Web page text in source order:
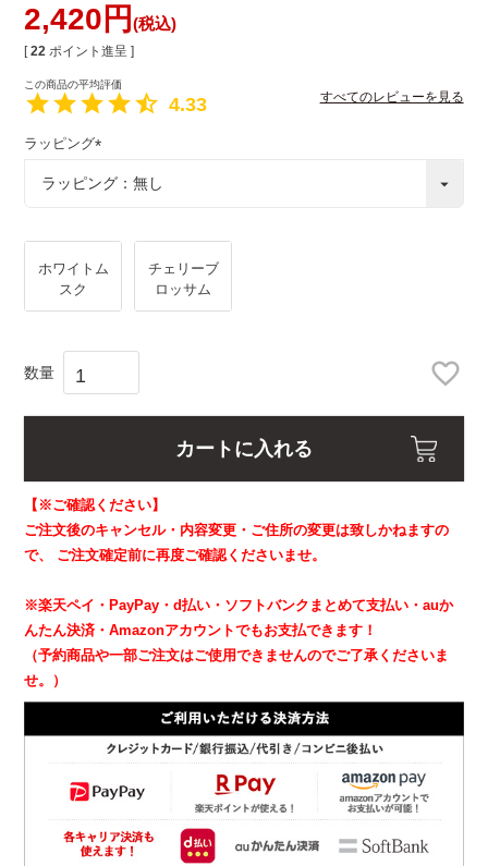
2,420 税込
[ 22 ポイント進呈 ]
4.33 すべてのレビューを見る
ラッピング
必
ホワイトム
スク
チェリーブ
ロッサム
カートに入れる
【※ご確認ください】
ご注文後のキャンセル・内容変更・ご住所の変更は致しかねますの
で、
ご注文確定前に再度ご確認くださいませ。
※楽天ペイ・PayPay・d払い・ソフトバンクまとめて支払い・auか
んたん決済・Amazonアカウントでもお支払できます！
（予約商品や一部ご注文はご使用できませんのでご了承くださいま
せ。）